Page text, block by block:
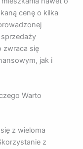
cenę o kilka
zwraca się
jak i
Warto
z wieloma
z